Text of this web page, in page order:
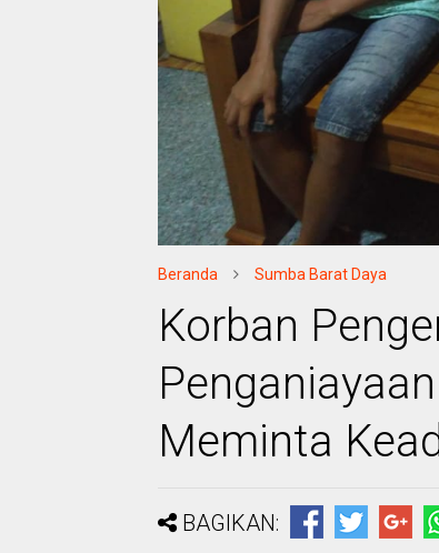
Beranda Sumba Barat Daya
Korban
Meminta
BAGIKAN: